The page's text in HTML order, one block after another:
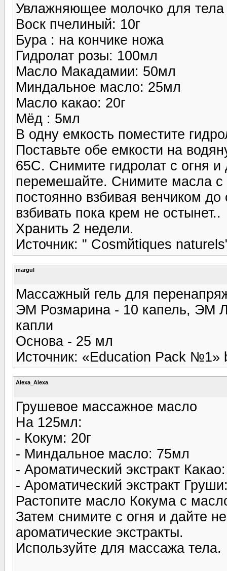
Увлажняющее молочко для
Воск пчелиный: 10г
Бура : на кончике ножа
Гидролат розы: 100мл
Масло Макадамии: 50мл
Миндальное масло: 25мл
Масло какао: 20г
Мёд : 5мл
В одну емкость поместите
Поставьте обе емкости на
65С. Снимите гидролат с огня и
перемешайте. Снимите масла с
постоянно взбивая венчиком
взбивать пока крем не остынет..
Хранить 2 недели.
Источник: " Cosmйtiques
margul
Массажный гель для
ЭМ Розмарина - 10 капель, ЭМ
капли
Основа - 25 мл
Источник: «Education Pack №1»
Alexa_Alexa
Грушевое массажное масло
На 125мл:
- Кокум: 20г
- Миндальное масло: 75мл
- Ароматический экстракт
- Ароматический экстракт
Растопите масло Кокума с
Затем снимите с огня и дайте
ароматические экстракты.
Используйте для массажа тела.